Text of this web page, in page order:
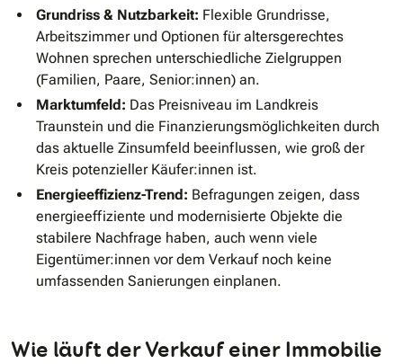
Grundriss & Nutzbarkeit: Flexible Grundrisse,
Arbeitszimmer und Optionen für altersgerechtes
Wohnen sprechen unterschiedliche Zielgruppen
(Familien, Paare, Senior:innen) an.
Marktumfeld: Das Preisniveau im Landkreis
Traunstein und die Finanzierungsmöglichkeiten durch
das aktuelle Zinsumfeld beeinflussen, wie groß der
Kreis potenzieller Käufer:innen ist.
Energieeffizienz-Trend: Befragungen zeigen, dass
energieeffiziente und modernisierte Objekte die
stabilere Nachfrage haben, auch wenn viele
Eigentümer:innen vor dem Verkauf noch keine
umfassenden Sanierungen einplanen.
Wie läuft der Verkauf einer Immobilie